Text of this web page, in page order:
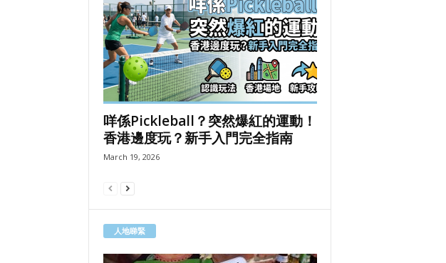
咩係Pickleball？突然爆紅的運動！
香港邊度玩？新手入門完全指南
March 19, 2026
人地睇緊